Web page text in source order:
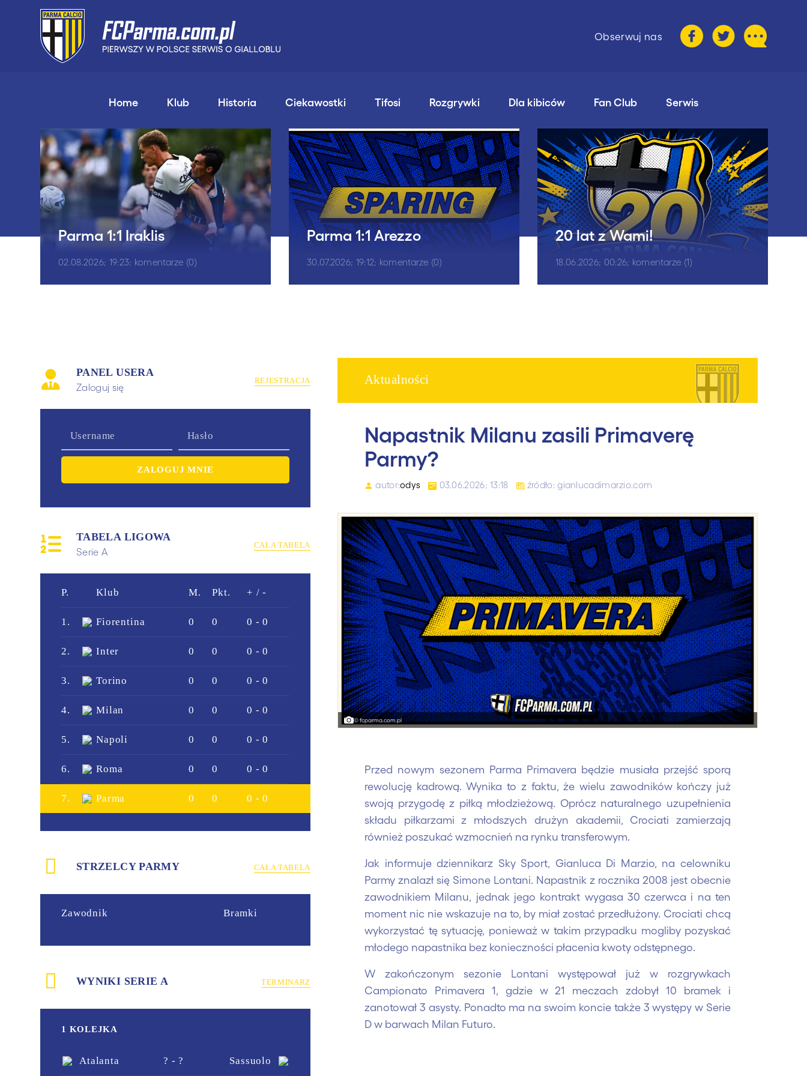
Obserwuj nas
Home Klub Historia Ciekawostki Tifosi Rozgrywki Dla kibiców Fan Club Serwis
Parma 1:1 Iraklis
02.08.2026; 19:23; komentarze (0)
Parma 1:1 Arezzo
30.07.2026; 19:12; komentarze (0)
20 lat z Wami!
18.06.2026; 00:26; komentarze (1)
PANEL USERA
Zaloguj się
REJESTRACJA
TABELA LIGOWA
Serie A
CAŁA TABELA
P. Klub M. Pkt. + / -
1. Fiorentina 0 0 0 - 0
2. Inter 0 0 0 - 0
3. Torino 0 0 0 - 0
4. Milan 0 0 0 - 0
5. Napoli 0 0 0 - 0
6. Roma 0 0 0 - 0
7. Parma 0 0 0 - 0
STRZELCY PARMY CAŁA TABELA
Zawodnik Bramki
WYNIKI SERIE A TERMINARZ
1 KOLEJKA
Atalanta ? - ? Sassuolo
Aktualności
Napastnik Milanu zasili Primaverę
Parmy?
autor:odys 03.06.2026; 13:18 źródło: gianlucadimarzio.com
© fcparma.com.pl
Przed nowym sezonem Parma Primavera będzie musiała przejść sporą
rewolucję kadrową. Wynika to z faktu, że wielu zawodników kończy już
swoją przygodę z piłką młodzieżową. Oprócz naturalnego uzupełnienia
składu piłkarzami z młodszych drużyn akademii, Crociati zamierzają
również poszukać wzmocnień na rynku transferowym.
Jak informuje dziennikarz Sky Sport, Gianluca Di Marzio, na celowniku
Parmy znalazł się Simone Lontani. Napastnik z rocznika 2008 jest obecnie
zawodnikiem Milanu, jednak jego kontrakt wygasa 30 czerwca i na ten
moment nic nie wskazuje na to, by miał zostać przedłużony. Crociati chcą
wykorzystać tę sytuację, ponieważ w takim przypadku mogliby pozyskać
młodego napastnika bez konieczności płacenia kwoty odstępnego.
W zakończonym sezonie Lontani występował już w rozgrywkach
Campionato Primavera 1, gdzie w 21 meczach zdobył 10 bramek i
zanotował 3 asysty. Ponadto ma na swoim koncie także 3 występy w Serie
D w barwach Milan Futuro.